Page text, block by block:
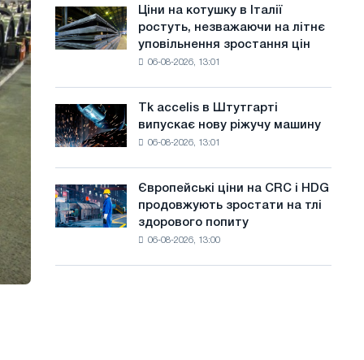
а
й
т
у
липні
з
року
Ціни
на
котушку
незважаючи
на
уповільнення
зростання
цін
Ціни на котушку в Італії
ростуть, незважаючи на літнє
уповільнення зростання цін
06-08-2026, 13:01
Tk
accelis
в
нову
ріжучу
Tk accelis в Штутгарті
випускає нову ріжучу машину
06-08-2026, 13:01
Європейські
ціни
на
Європейські ціни на CRC і HDG
продовжують зростати на тлі
здорового попиту
06-08-2026, 13:00